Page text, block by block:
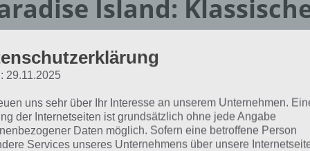
Island:
Island ist ein Aufbauspiel im klassischen Sinne. Du
feinen Insel. Nach und nach Strömen Urlaubern /
Insel, welche natürlich etwas Essen, Trinken und
wollen.
29.11.2025
uns sehr über Ihr Interesse an unserem Unternehmen.
der Internetseiten ist grundsätzlich ohne jede Angabe
Daten möglich. Sofern eine betroffene Person
Services unseres Unternehmens über unsere